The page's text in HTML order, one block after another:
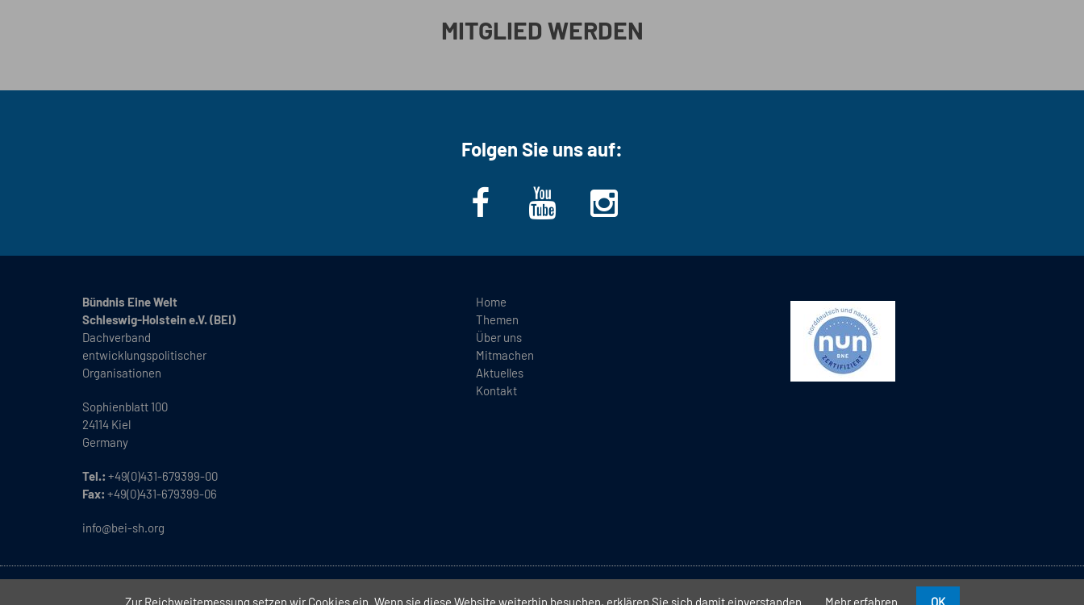
MITGLIED WERDEN
Folgen Sie uns auf:
Bündnis Eine Welt
Schleswig-Holstein e.V. (BEI)
Dachverband
entwicklungspolitischer
Organisationen
Sophienblatt 100
24114 Kiel
Germany
Tel.: +49(0)431-679399-00
Fax: +49(0)431-679399-06
info@bei-sh.org
Home
Themen
Über uns
Mitmachen
Aktuelles
Kontakt
Copyright2026 // Bündnis Eine Welt Schleswig-Holstein e.V. (BEI) Datenschutz Impressum
Zur Reichweitemessung setzen wir Cookies ein. Wenn sie diese Website weiterhin besuchen, erklären Sie sich damit einverstanden. Mehr erfahren OK